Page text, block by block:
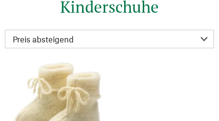
Kinderschuhe